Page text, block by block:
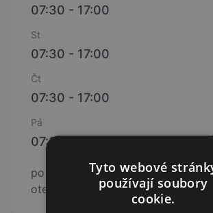
07:30 - 17:00
St
07:30 - 17:00
Čt
07:30 - 17:00
Pá
07:30 - 17:00
po dobu letních prázdnin 29.6.-
otevírací doba 7:30-16:00
Tyto webové
používají soubory
cookie.